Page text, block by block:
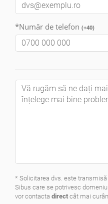
*Număr de telefon (+40)
* Solicitarea dvs. este transmisă
Sibus care se potrivesc
vor contacta direct cât mai